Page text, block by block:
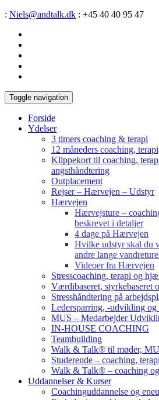
: Niels@andtalk.dk : +45 40 40 95 47
Toggle navigation
Forside
Ydelser
3 timers coaching & terapi
12 måneders coaching,
Klippekort til coaching,
angsthåndtering
Outplacement
Rejser – Hærvejen – Udstyr
Hærvejen
Hærvejsture –
beskrevet i detaljer
4 dage på Hærvejen
Hvilke udstyr skal du
andre lange
Videoer fra Hærvejen
Stresscoaching, terapi og
Værdibaseret, styrkebaseret
Stresshåndtering på
Ledersparring, -udvikling og
MUS – Medarbejder
IN-HOUSE COACHING
Teambuilding
Walk & Talk® til møder,
Studerende – coaching,
Walk & Talk® – coaching
Uddannelser & Kurser
Coachinguddannelse og